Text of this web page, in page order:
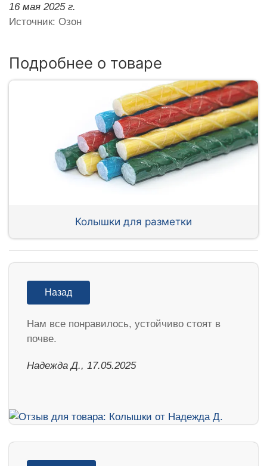
16 мая 2025 г.
Источник: Озон
Подробнее о товаре
Колышки для разметки
Назад
Нам все понравилось, устойчиво стоят в
почве.
Надежда Д., 17.05.2025